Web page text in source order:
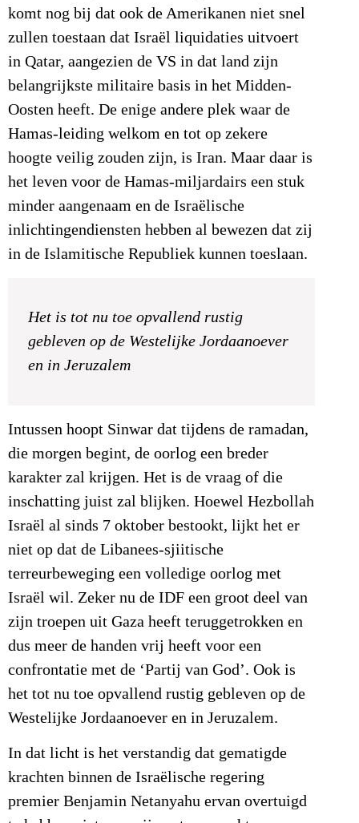
komt nog bij dat ook de Amerikanen niet snel
zullen toestaan dat Israël liquidaties uitvoert
in Qatar, aangezien de VS in dat land zijn
belangrijkste militaire basis in het Midden-
Oosten heeft. De enige andere plek waar de
Hamas-leiding welkom en tot op zekere
hoogte veilig zouden zijn, is Iran. Maar daar is
het leven voor de Hamas-miljardairs een stuk
minder aangenaam en de Israëlische
inlichtingendiensten hebben al bewezen dat zij
in de Islamitische Republiek kunnen toeslaan.
Het is tot nu toe opvallend rustig
gebleven op de Westelijke Jordaanoever
en in Jeruzalem
Intussen hoopt Sinwar dat tijdens de ramadan,
die morgen begint, de oorlog een breder
karakter zal krijgen. Het is de vraag of die
inschatting juist zal blijken. Hoewel Hezbollah
Israël al sinds 7 oktober bestookt, lijkt het er
niet op dat de Libanees-sjiitische
terreurbeweging een volledige oorlog met
Israël wil. Zeker nu de IDF een groot deel van
zijn troepen uit Gaza heeft teruggetrokken en
dus meer de handen vrij heeft voor een
confrontatie met de ‘Partij van God’. Ook is
het tot nu toe opvallend rustig gebleven op de
Westelijke Jordaanoever en in Jeruzalem.
In dat licht is het verstandig dat gematigde
krachten binnen de Israëlische regering
premier Benjamin Netanyahu ervan overtuigd